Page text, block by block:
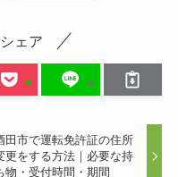
ェア
田市で運転免許証の住所
更をする方法｜必要な持
物・受付時間・期間